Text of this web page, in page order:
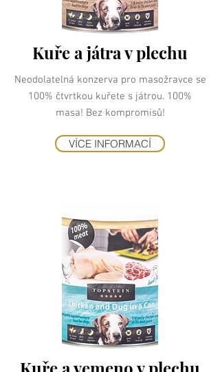
Kuře a játra v plechu
Neodolatelná konzerva pro masožravce se
100% čtvrtkou kuřete s játrou. 100%
masa! Bez kompromisů!
VÍCE INFORMACÍ